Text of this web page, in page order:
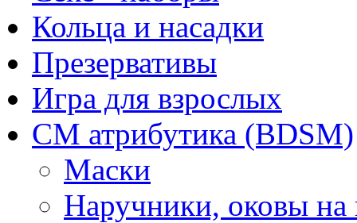
Кольца и насадки
Презервативы
Игра для взрослых
СМ атрибутика (BDSM)
Маски
Наручники, оковы